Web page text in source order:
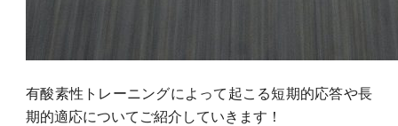
有酸素性トレーニングによって起こる短期的応答や長
期的適応についてご紹介していきます！